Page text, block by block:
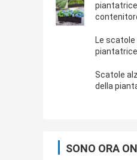
Le
Scatole
della
SONO ORA